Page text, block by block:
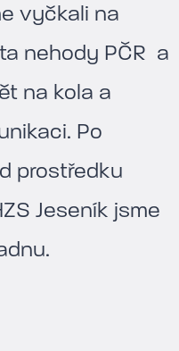
vyčkali na
nehody PČR a
na kola a
Po
prostředku
Jeseník jsme